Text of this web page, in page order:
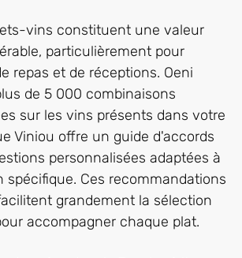
vins constituent une valeur
particulièrement pour
repas et de réceptions. Oeni
de 5 000 combinaisons
sur les vins présents dans votre
Viniou offre un guide d'accords
personnalisées adaptées à
spécifique. Ces recommandations
grandement la sélection
accompagner chaque plat.